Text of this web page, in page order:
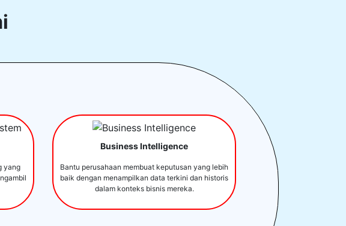
yang
Business Intelligence
Bantu perusahaan membuat keputusan yang lebih
baik dengan menampilkan data terkini dan historis
dalam konteks bisnis mereka.